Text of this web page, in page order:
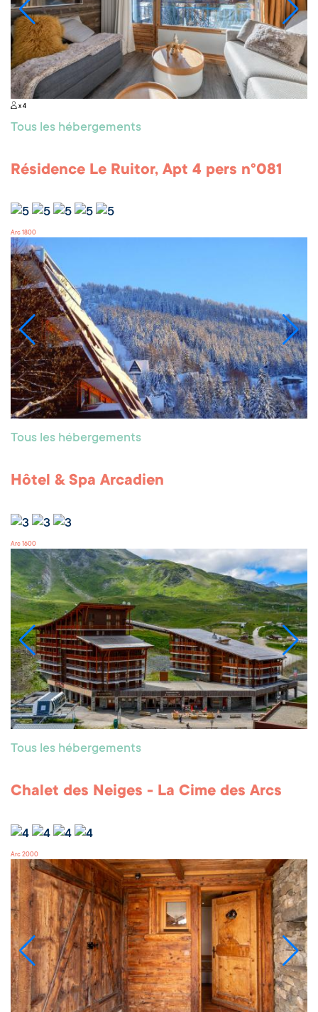
x 4
Tous les hébergements
Résidence Le Ruitor, Apt 4 pers n°081
Arc 1800
Tous les hébergements
Hôtel & Spa Arcadien
Arc 1600
Tous les hébergements
Chalet des Neiges - La Cime des Arcs
Arc 2000